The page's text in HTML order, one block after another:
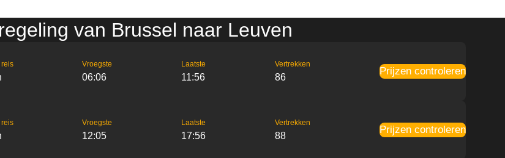
van Brussel naar Leuven
reis Vroegste
06:06
Laatste
11:56
Vertrekken
86
Prijzen controleren
reis Vroegste
12:05
Laatste
17:56
Vertrekken
88
Prijzen controleren